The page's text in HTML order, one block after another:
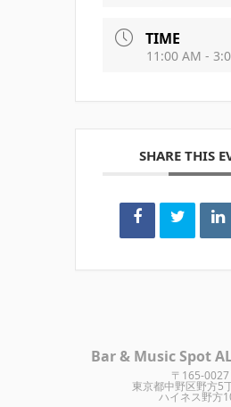
TIME
11:00 AM -
SHARE THIS
Bar & Music Spot
〒165-0027
東京都中野区野方5
ハイネス野方